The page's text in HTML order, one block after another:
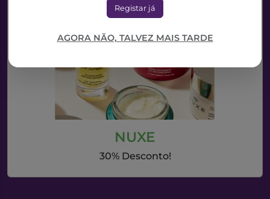
Registar já
AGORA NÃO, TALVEZ MAIS TARDE
NUXE
30% Desconto!